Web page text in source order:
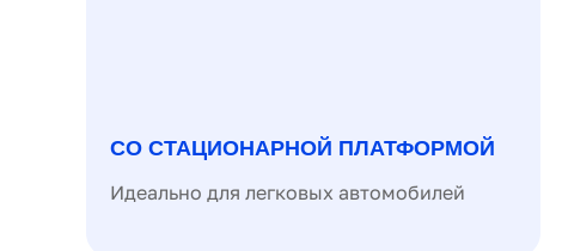
СО СТАЦИОНАРНОЙ ПЛАТФОРМОЙ
Идеально для легковых автомобилей